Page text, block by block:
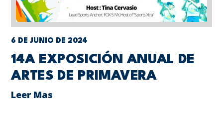
6 DE JUNIO DE 2024
14A EXPOSICIÓN ANUAL DE
ARTES DE PRIMAVERA
Leer Mas